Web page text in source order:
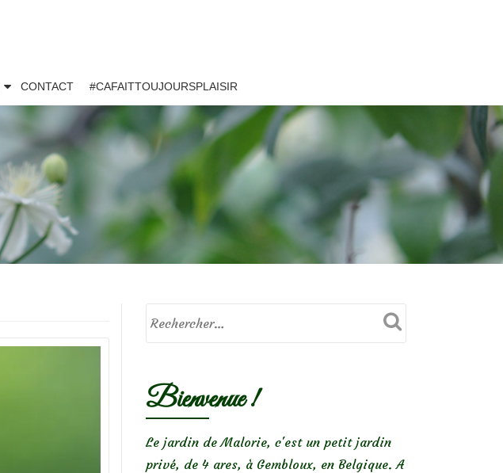
CONTACT #CAFAITTOUJOURSPLAISIR
Bienvenue !
Le jardin de Malorie, c'est un petit jardin
privé, de 4 ares, à Gembloux, en Belgique. A